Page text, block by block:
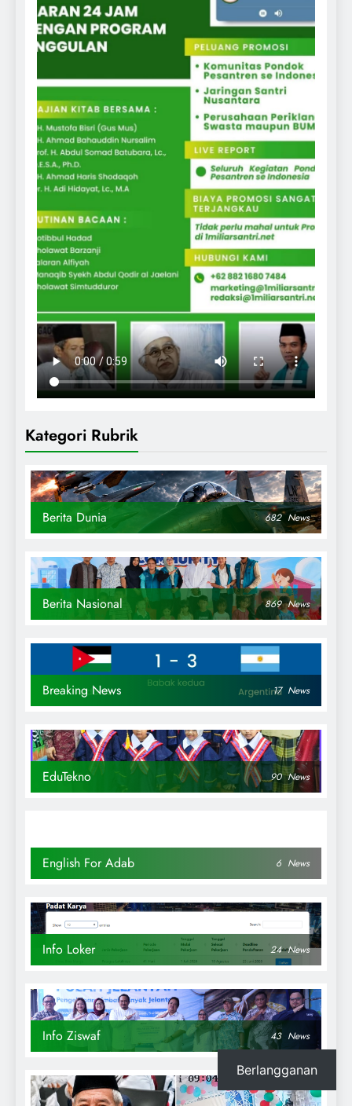
Kategori Rubrik
Berita Dunia 682 News
Berita Nasional 869 News
Breaking News 17 News
EduTekno 90 News
English For Adab 6 News
Info Loker 24 News
Info Ziswaf 43 News
Berlangganan